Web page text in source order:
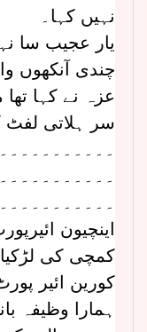
نہیں کہا۔
یار عجیب سا
چندی آنکھوں
عزہ نے کہا
سر ہلاتی لفٹ
اینچیون
کمچی کی
کورین ائیر
ہمارا وظیفہ